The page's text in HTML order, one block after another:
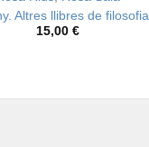
Altres llibres de filosofia
15,00 €